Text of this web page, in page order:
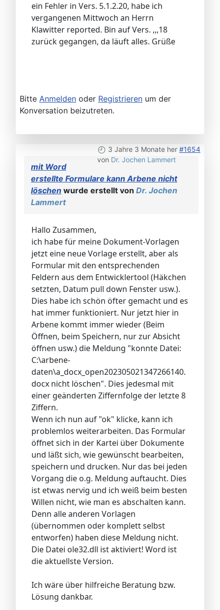
ein Fehler in Vers. 5.1.2.20, habe ich
vergangenen Mittwoch an Herrn
Klawitter reported. Bin auf Vers. ,,,18
zurück gegangen, da läuft alles. Grüße
Bitte Anmelden oder Registrieren um der
Konversation beizutreten.
3 Jahre 3 Monate her #1654
von Dr. Jochen Lammert
mit Word
erstellte Formulare kann Arbene nicht
löschen wurde erstellt von Dr. Jochen
Lammert
Hallo Zusammen,
ich habe für meine Dokument-Vorlagen
jetzt eine neue Vorlage erstellt, aber als
Formular mit den entsprechenden
Feldern aus dem Entwicklertool (Häkchen
setzten, Datum pull down Fenster usw.).
Dies habe ich schön öfter gemacht und es
hat immer funktioniert. Nur jetzt hier in
Arbene kommt immer wieder (Beim
Öffnen, beim Speichern, nur zur Absicht
öffnen usw.) die Meldung "konnte Datei:
C:\arbene-
daten\a_docx_open202305021347266140.
docx nicht löschen". Dies jedesmal mit
einer geänderten Ziffernfolge der letzte 8
Ziffern.
Wenn ich nun auf "ok" klicke, kann ich
problemlos weiterarbeiten. Das Formular
öffnet sich in der Kartei über Dokumente
und läßt sich, wie gewünscht bearbeiten,
speichern und drucken. Nur das bei jeden
Vorgang die o.g. Meldung auftaucht. Dies
ist etwas nervig und ich weiß beim besten
Willen nicht, wie man es abschalten kann.
Denn alle anderen Vorlagen
(übernommen oder komplett selbst
entworfen) haben diese Meldung nicht.
Die Datei ole32.dll ist aktiviert! Word ist
die aktuellste Version.
Ich wäre über hilfreiche Beratung bzw.
Lösung dankbar.